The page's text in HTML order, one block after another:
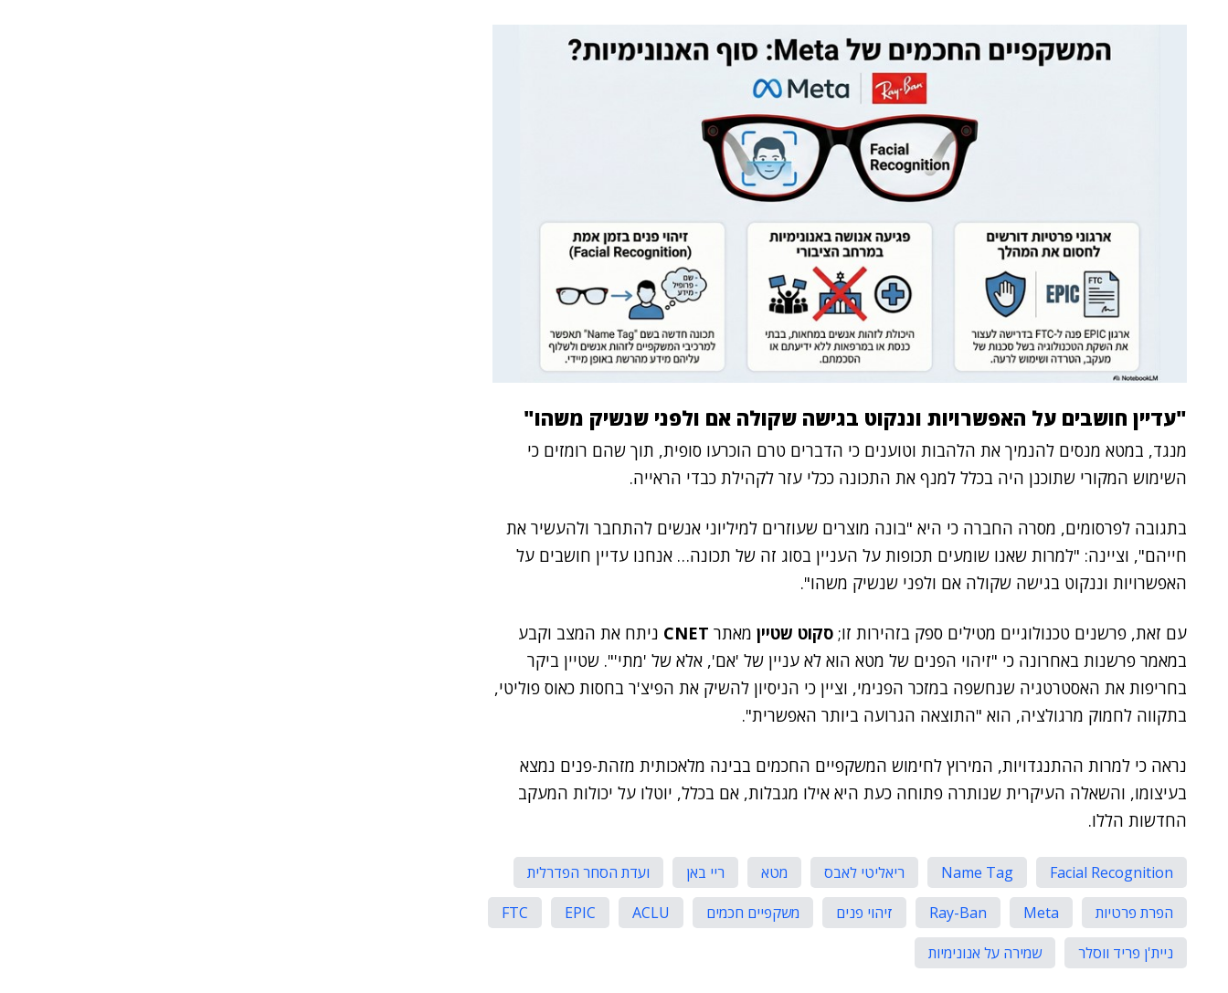
"עדיין חושבים על האפשרויות וננקוט בגישה שקולה אם ולפני שנשיק משהו"
מנגד, במטא מנסים להנמיך את הלהבות וטוענים כי הדברים טרם הוכרעו סופית, תוך שהם רומזים כי
השימוש המקורי שתוכנן היה בכלל למנף את התכונה ככלי עזר לקהילת כבדי הראייה.
בתגובה לפרסומים, מסרה החברה כי היא "בונה מוצרים שעוזרים למיליוני אנשים להתחבר ולהעשיר את
חייהם", וציינה: "למרות שאנו שומעים תכופות על העניין בסוג זה של תכונה… אנחנו עדיין חושבים על
האפשרויות וננקוט בגישה שקולה אם ולפני שנשיק משהו".
עם זאת, פרשנים טכנולוגיים מטילים ספק בזהירות זו; סקוט שטיין מאתר CNET ניתח את המצב וקבע
במאמר פרשנות באחרונה כי "זיהוי הפנים של מטא הוא לא עניין של 'אם', אלא של 'מתי'". שטיין ביקר
בחריפות את האסטרטגיה שנחשפה במזכר הפנימי, וציין כי הניסיון להשיק את הפיצ'ר בחסות כאוס פוליטי,
בתקווה לחמוק מרגולציה, הוא "התוצאה הגרועה ביותר האפשרית".
נראה כי למרות ההתנגדויות, המירוץ לחימוש המשקפיים החכמים בבינה מלאכותית מזהת-פנים נמצא
בעיצומו, והשאלה העיקרית שנותרה פתוחה כעת היא אילו מגבלות, אם בכלל, יוטלו על יכולות המעקב
החדשות הללו.
Facial Recognition
Name Tag ריאליטי לאבס מטא ריי באן
ועדת הסחר הפדרלית
הפרת פרטיות
Meta
Ray-Ban זיהוי פנים משקפיים חכמים ACLU
EPIC
FTC
ניית'ן פריד ווסלר
שמירה על אנונימיות